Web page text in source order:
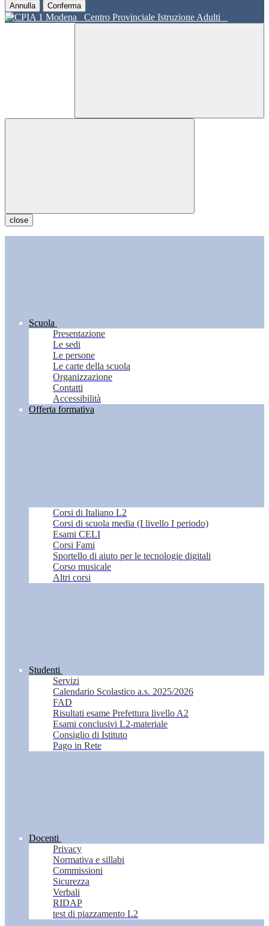
Annulla Conferma
Centro Provinciale Istruzione Adulti
close
Scuola
Presentazione
Le sedi
Le persone
Le carte della scuola
Organizzazione
Contatti
Accessibilità
Offerta formativa
Corsi di Italiano L2
Corsi di scuola media (I livello I periodo)
Esami CELI
Corsi Fami
Sportello di aiuto per le tecnologie digitali
Corso musicale
Altri corsi
Studenti
Servizi
Calendario Scolastico a.s. 2025/2026
FAD
Risultati esame Prefettura livello A2
Esami conclusivi L2-materiale
Consiglio di Istituto
Pago in Rete
Docenti
Privacy
Normativa e sillabi
Commissioni
Sicurezza
Verbali
RIDAP
test di piazzamento L2